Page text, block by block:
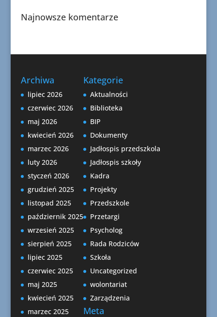
Najnowsze komentarze
Archiwa
lipiec 2026
czerwiec 2026
maj 2026
kwiecień 2026
marzec 2026
luty 2026
styczeń 2026
grudzień 2025
listopad 2025
październik 2025
wrzesień 2025
sierpień 2025
lipiec 2025
czerwiec 2025
maj 2025
kwiecień 2025
marzec 2025
Kategorie
Aktualności
Biblioteka
BIP
Dokumenty
Jadłospis przedszkola
Jadłospis szkoły
Kadra
Projekty
Przedszkole
Przetargi
Psycholog
Rada Rodziców
Szkoła
Uncategorized
wolontariat
Zarządzenia
Meta